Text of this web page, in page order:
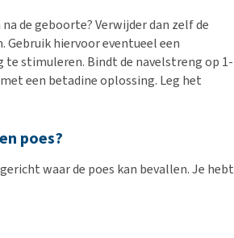
de geboorte? Verwijder dan zelf de
Gebruik hiervoor eventueel een
stimuleren. Bindt de navelstreng op 1-
een betadine oplossing. Leg het
poes?
waar de poes kan bevallen. Je hebt